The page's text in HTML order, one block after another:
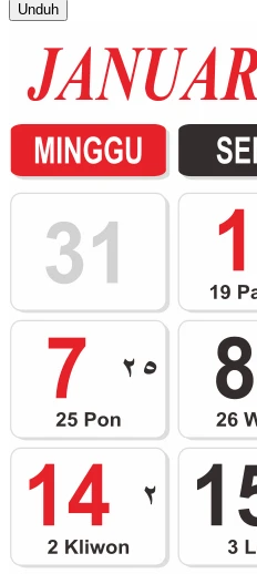
Unduh